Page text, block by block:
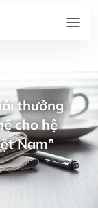
thưởng
cho hệ
Nam”